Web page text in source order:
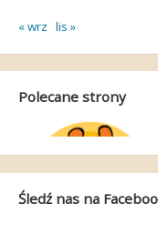
« wrz lis »
Polecane strony
Śledź nas na